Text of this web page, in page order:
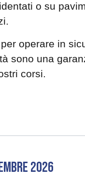
o su
operare in
sono una
corsi.
2026